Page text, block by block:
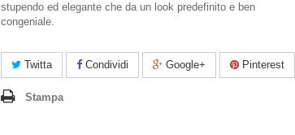
stupendo ed elegante che da un look predefinito e ben
congeniale.
Twitta Condividi Google+ Pinterest
Stampa